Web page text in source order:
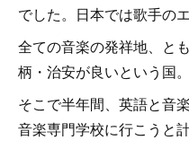
でした。日本では歌手の
全ての音楽の発祥地、と
柄・治安が良いという国。
そこで半年間、英語と音
音楽専門学校に行こうと